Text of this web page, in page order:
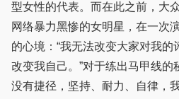
型女性的代表。而在此之前，大
网络暴力黑惨的女明星，在一次
的心境：“我无法改变大家对我
改变我自己。”对于练出马甲线的
没有捷径，坚持、耐力、自律，